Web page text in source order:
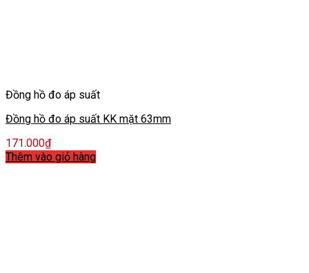
Đồng hồ đo áp suất
Đồng hồ đo áp suất KK mặt 63mm
171.000₫
Thêm vào giỏ hàng